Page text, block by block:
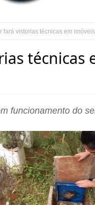
fará vistorias técnicas em
técnicas
funcionamento do